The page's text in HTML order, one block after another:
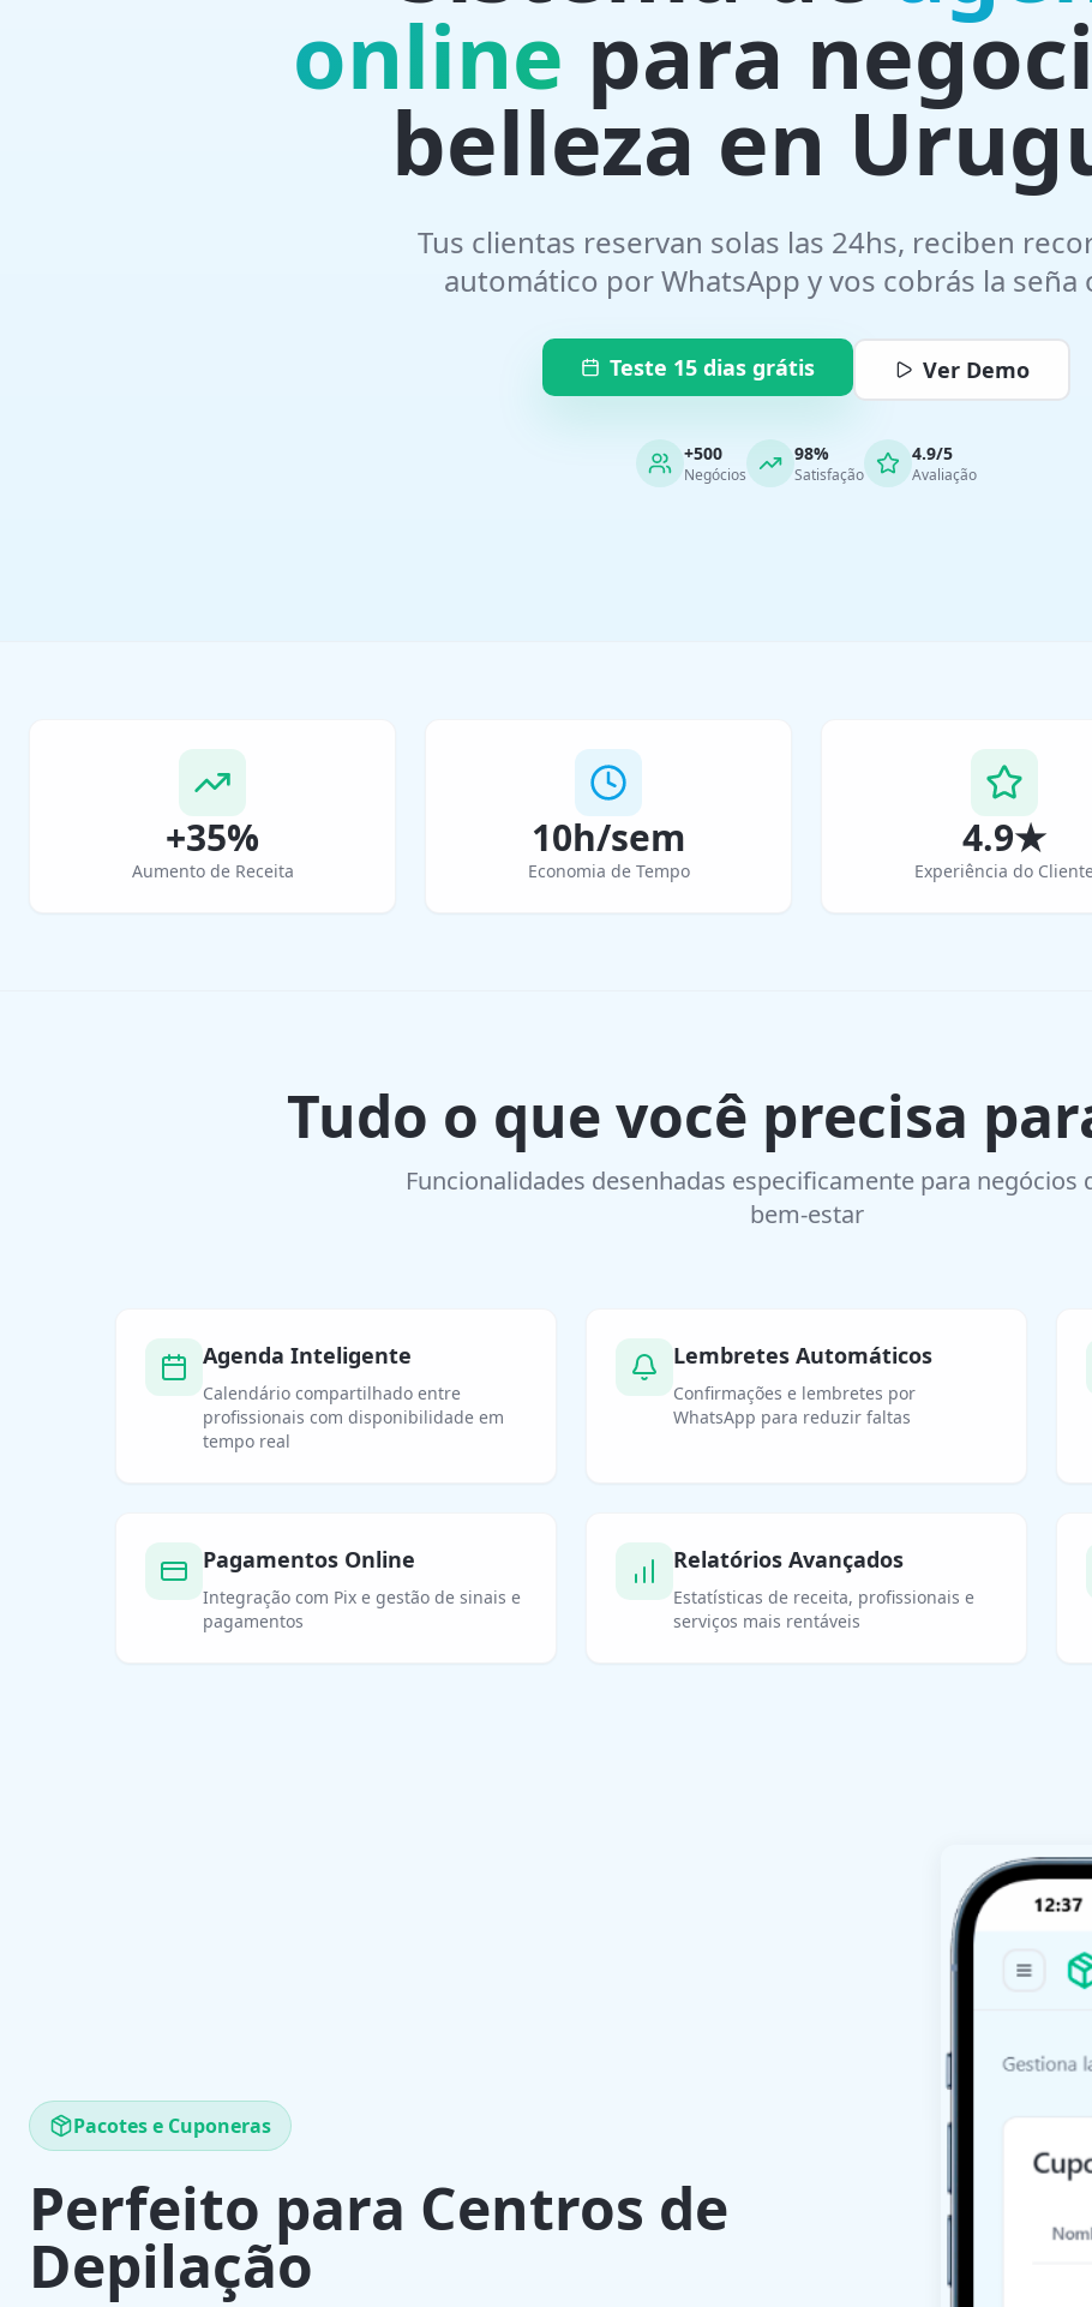
online para
belleza en
Tus clientas reservan solas las 24hs, reciben
automático por WhatsApp y vos cobrás la seña
Teste 15 dias grátis Ver Demo
+500
Negócios
98%
Satisfação
4.9/5
Avaliação
+35%
Aumento de Receita
10h/sem
Economia de Tempo
4.9★
Experiência do
Tudo o que você precisa
Funcionalidades desenhadas especificamente para negócios
bem-estar
Agenda Inteligente
Calendário compartilhado entre
profissionais com disponibilidade em
tempo real
Lembretes Automáticos
Confirmações e lembretes por
WhatsApp para reduzir faltas
Pagamentos Online
Integração com Pix e gestão de sinais e
pagamentos
Relatórios Avançados
Estatísticas de receita, profissionais e
serviços mais rentáveis
Pacotes e Cuponeras
Perfeito para Centros de
Depilação